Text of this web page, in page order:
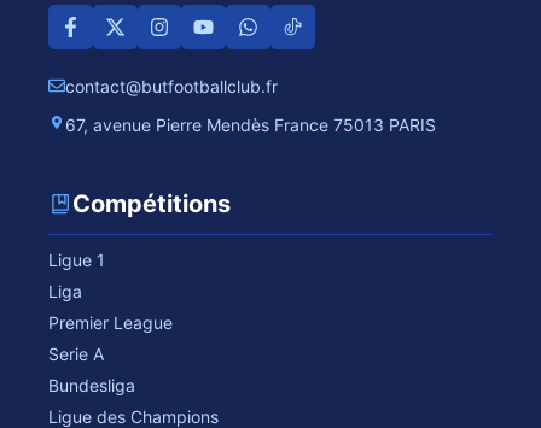
contact@butfootballclub.fr
67, avenue Pierre Mendès France 75013 PARIS
Compétitions
Ligue 1
Liga
Premier League
Serie A
Bundesliga
Ligue des Champions